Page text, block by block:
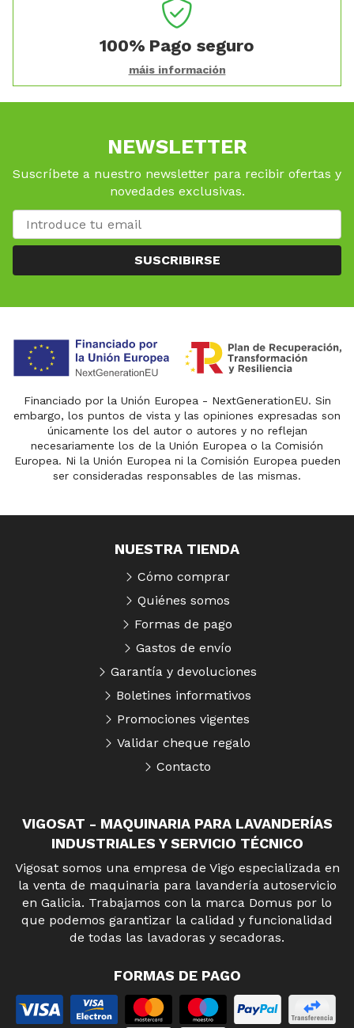
100% Pago seguro
máis información
NEWSLETTER
Suscríbete a nuestro newsletter para recibir ofertas y
novedades exclusivas.
SUSCRIBIRSE
Financiado por la Unión Europea - NextGenerationEU. Sin
embargo, los puntos de vista y las opiniones expresadas son
únicamente los del autor o autores y no reflejan
necesariamente los de la Unión Europea o la Comisión
Europea. Ni la Unión Europea ni la Comisión Europea pueden
ser consideradas responsables de las mismas.
VIGOSAT - MAQUINARIA PARA LAVANDERÍAS
INDUSTRIALES Y SERVICIO TÉCNICO
Vigosat somos una empresa de Vigo especializada en
la venta de maquinaria para lavandería autoservicio
en Galicia. Trabajamos con la marca Domus por lo
que podemos garantizar la calidad y funcionalidad
de todas las lavadoras y secadoras.
FORMAS DE PAGO
NUESTRA TIENDA
Cómo comprar
Quiénes somos
Formas de pago
Gastos de envío
Garantía y devoluciones
Boletines informativos
Promociones vigentes
Validar cheque regalo
Contacto